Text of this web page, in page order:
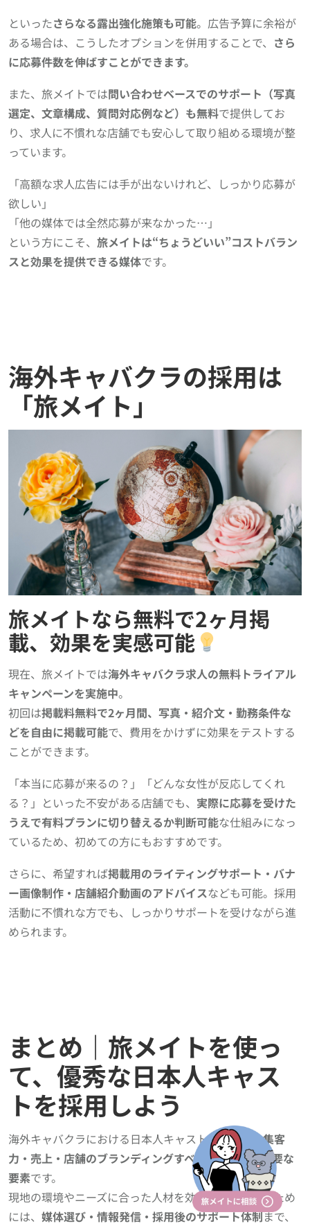
といったさらなる露出強化施策も可能。広告予算に余裕が
ある場合は、こうしたオプションを併用することで、 さら
に応募件数を伸ばすことができます。
また、旅メイトでは問い合わせベースでのサポート（写真
選定、文章構成、質問対応例など）も無料で提供してお
り、求人に不慣れな店舗でも安心して取り組める環境が整
っています。
「高額な求人広告には手が出ないけれど、しっかり応募が
欲しい」
「他の媒体では全然応募が来なかった…」
という方にこそ、 旅メイトは“ちょうどいい”コストバラン
スと効果を提供できる媒体です。
海外キャバクラの採用は
「旅メイト」
旅メイトなら無料で2ヶ月掲
載、効果を実感可能
現在、旅メイトでは海外キャバクラ求人の無料トライアル
キャンペーンを実施中。
初回は掲載料無料で2ヶ月間、写真・紹介文・勤務条件な
どを自由に掲載可能で、費用をかけずに効果をテストする
ことができます。
「本当に応募が来るの？」「どんな女性が反応してくれ
る？」といった不安がある店舗でも、 実際に応募を受けた
うえで有料プランに切り替えるか判断可能な仕組みになっ
ているため、初めての方にもおすすめです。
さらに、希望すれば掲載用のライティングサポート・バナ
ー画像制作・店舗紹介動画のアドバイスなども可能。採用
活動に不慣れな方でも、しっかりサポートを受けながら進
められます。
まとめ｜旅メイトを使っ
て、優秀な日本人キャス
トを採用しよう
海外キャバクラにおける日本人キャストの採用は、集客
力・売上・店舗のブランディングすべてに直結する重要な
要素です。
現地の環境やニーズに合った人材を効率よく採用するため
には、 媒体選び・情報発信・採用後のサポート体制まで、